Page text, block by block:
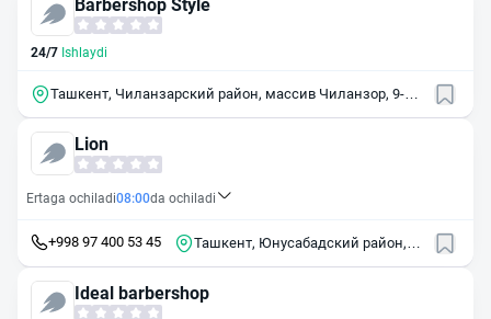
Barbershop Style
24/7 Ishlaydi
Ташкент, Чиланзарский район, массив Чиланзор, 9-й
Lion
Ertaga ochiladi08:00da ochiladi
+998 97 400 53 45
Ташкент, Юнусабадский район,
Ideal barbershop